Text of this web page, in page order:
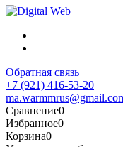
Обратная связь
+7 (921) 416-53-20
Сравнение0
Избранное0
Корзина0